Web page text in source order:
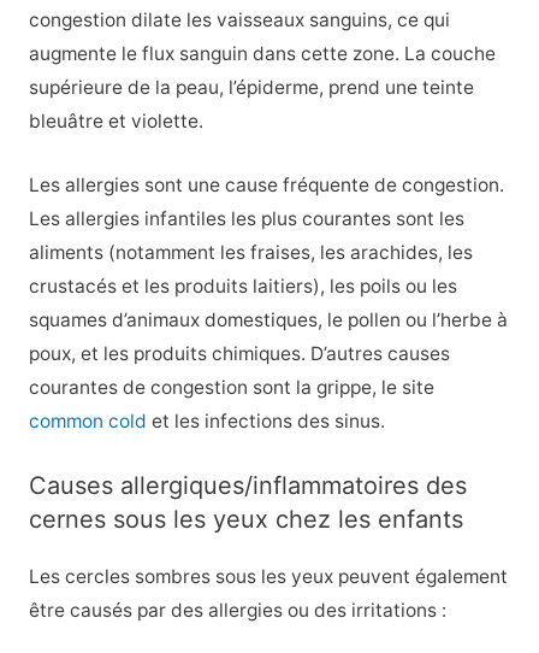
congestion dilate les vaisseaux sanguins, ce qui
augmente le flux sanguin dans cette zone. La couche
supérieure de la peau, l’épiderme, prend une teinte
bleuâtre et violette.
Les allergies sont une cause fréquente de congestion.
Les allergies infantiles les plus courantes sont les
aliments (notamment les fraises, les arachides, les
crustacés et les produits laitiers), les poils ou les
squames d’animaux domestiques, le pollen ou l’herbe à
poux, et les produits chimiques. D’autres causes
courantes de congestion sont la grippe, le site
common cold et les infections des sinus.
Causes allergiques/inflammatoires des
cernes sous les yeux chez les enfants
Les cercles sombres sous les yeux peuvent également
être causés par des allergies ou des irritations :